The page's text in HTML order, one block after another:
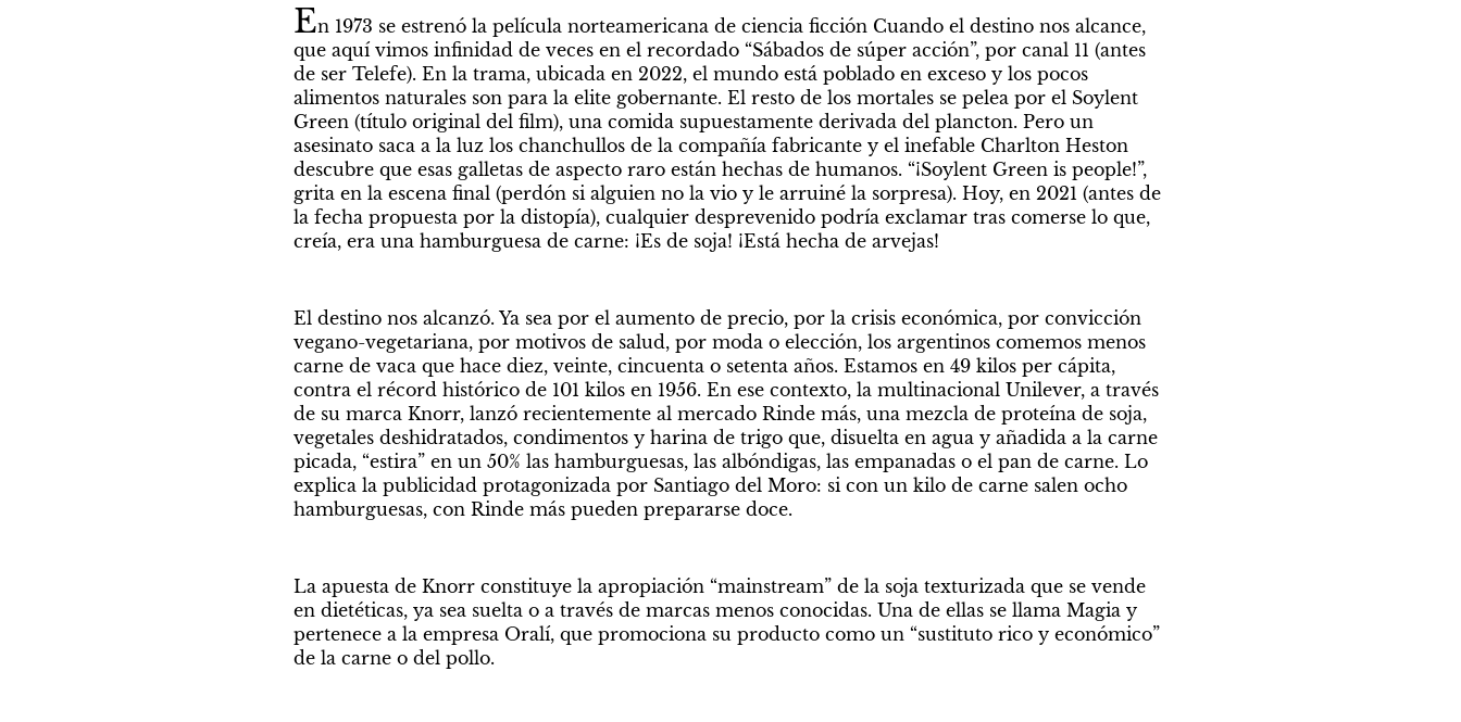
En 1973 se estrenó la película norteamericana de ciencia ficción Cuando el destino nos alcance,
que aquí vimos infinidad de veces en el recordado “Sábados de súper acción”, por canal 11 (antes
de ser Telefe). En la trama, ubicada en 2022, el mundo está poblado en exceso y los pocos
alimentos naturales son para la elite gobernante. El resto de los mortales se pelea por el Soylent
Green (título original del film), una comida supuestamente derivada del plancton. Pero un
asesinato saca a la luz los chanchullos de la compañía fabricante y el inefable Charlton Heston
descubre que esas galletas de aspecto raro están hechas de humanos. “¡Soylent Green is people!”,
grita en la escena final (perdón si alguien no la vio y le arruiné la sorpresa). Hoy, en 2021 (antes de
la fecha propuesta por la distopía), cualquier desprevenido podría exclamar tras comerse lo que,
creía, era una hamburguesa de carne: ¡Es de soja! ¡Está hecha de arvejas!
El destino nos alcanzó. Ya sea por el aumento de precio, por la crisis económica, por convicción
vegano-vegetariana, por motivos de salud, por moda o elección, los argentinos comemos menos
carne de vaca que hace diez, veinte, cincuenta o setenta años. Estamos en 49 kilos per cápita,
contra el récord histórico de 101 kilos en 1956. En ese contexto, la multinacional Unilever, a través
de su marca Knorr, lanzó recientemente al mercado Rinde más, una mezcla de proteína de soja,
vegetales deshidratados, condimentos y harina de trigo que, disuelta en agua y añadida a la carne
picada, “estira” en un 50% las hamburguesas, las albóndigas, las empanadas o el pan de carne. Lo
explica la publicidad protagonizada por Santiago del Moro: si con un kilo de carne salen ocho
hamburguesas, con Rinde más pueden prepararse doce.
La apuesta de Knorr constituye la apropiación “mainstream” de la soja texturizada que se vende
en dietéticas, ya sea suelta o a través de marcas menos conocidas. Una de ellas se llama Magia y
pertenece a la empresa Oralí, que promociona su producto como un “sustituto rico y económico”
de la carne o del pollo.